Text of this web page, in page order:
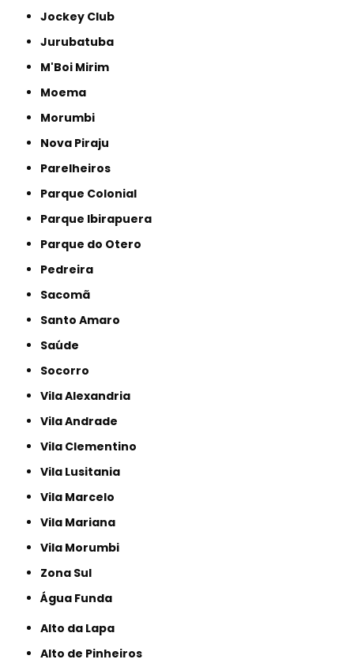
Jockey Club
Jurubatuba
M'Boi Mirim
Moema
Morumbi
Nova Piraju
Parelheiros
Parque Colonial
Parque Ibirapuera
Parque do Otero
Pedreira
Sacomã
Santo Amaro
Saúde
Socorro
Vila Alexandria
Vila Andrade
Vila Clementino
Vila Lusitania
Vila Marcelo
Vila Mariana
Vila Morumbi
Zona Sul
Água Funda
Alto da Lapa
Alto de Pinheiros